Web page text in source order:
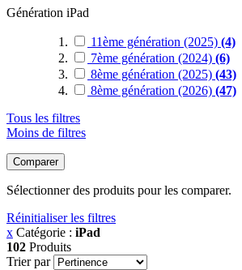
Génération iPad
11ème génération (2025) (4)
7ème génération (2024) (6)
8ème génération (2025) (43)
8ème génération (2026) (47)
Tous les filtres
Moins de filtres
Comparer
Sélectionner des produits pour les comparer.
Réinitialiser les filtres
x Catégorie : iPad
102 Produits
Trier par